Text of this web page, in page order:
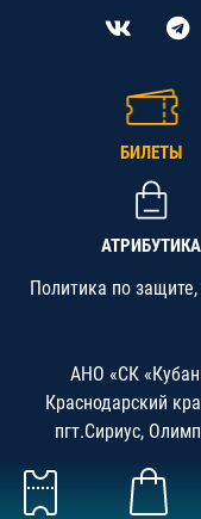
БИЛЕТЫ
АТРИБУТИКА
Политика по
АНО «СК
Краснодарский
пгт.Сириус,